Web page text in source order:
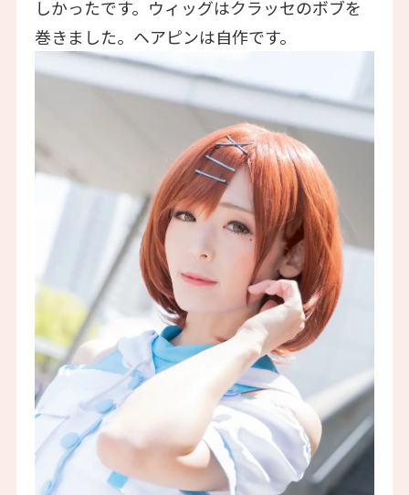
しかったです。ウィッグはクラッセのボブを
巻きました。ヘアピンは自作です。